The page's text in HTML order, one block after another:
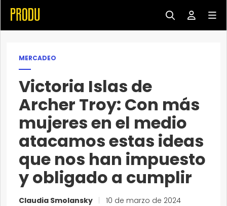
MERCADEO
Victoria Islas de
Archer Troy: Con más
mujeres en el medio
atacamos estas ideas
que nos han impuesto
y obligado a cumplir
Claudia Smolansky 10 de marzo de 2024